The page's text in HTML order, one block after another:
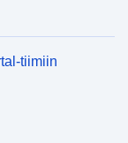
tiimiin